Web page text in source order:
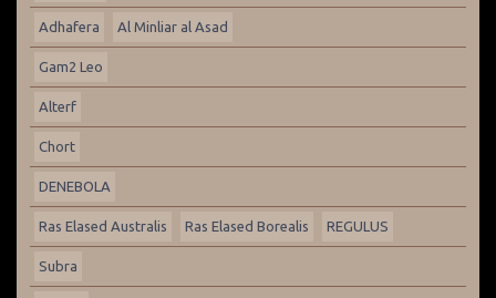
Adhafera Al Minliar al Asad
Gam2 Leo
Alterf
Chort
DENEBOLA
Ras Elased Australis Ras Elased Borealis REGULUS
Subra